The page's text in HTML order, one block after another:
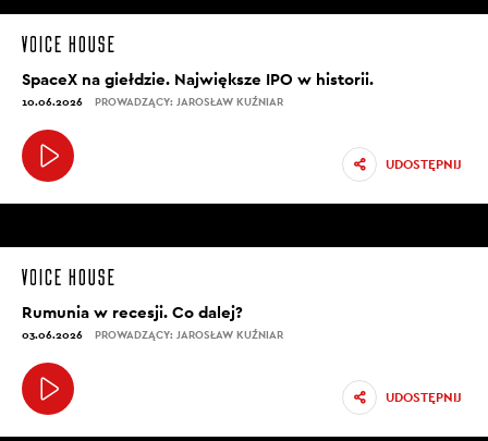
SpaceX na giełdzie. Największe IPO w historii.
10.06.2026 PROWADZĄCY: JAROSŁAW KUŹNIAR
UDOSTĘPNIJ
Rumunia w recesji. Co dalej?
03.06.2026 PROWADZĄCY: JAROSŁAW KUŹNIAR
UDOSTĘPNIJ